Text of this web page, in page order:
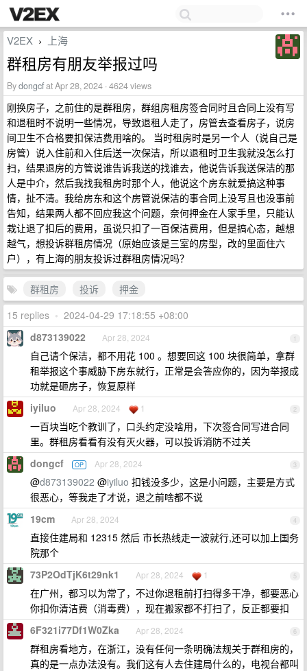
V2EX › 上海
群租房有朋友举报过吗
Bydongcfat Apr 28, 2024 · 4624 views
刚换房子，之前住的是群租房，群组房租房签合同时且合同上没有写
和退租时不说明一些情况，导致退租人走了，房管去查看房子，说房
间卫生不合格要扣保洁费用啥的。 当时租房时是另一个人（说自己是
房管）说入住前和入住后送一次保洁，所以退租时卫生我就没怎么打
扫，结果退房的方管说谁告诉我送的找谁去，他说告诉我送保洁的那
人是中介，然后我找我租房时那个人，他说这个房东就爱搞这种事
情，扯不清。我给房东和这个房管说保洁的事合同上没写且也没事前
告知，结果两人都不回应我这个问题，奈何押金在人家手里，只能认
栽让退了扣后的费用，虽说只扣了一百保洁费用，但是搞心态，越想
越气，想投诉群租房情况（原始应该是三室的房型，改的里面住六
户），有上海的朋友投诉过群租房情况吗？
群租房 投诉
押金
15 replies • 2024-04-29 17:18:55 +08:00
1
d873139022 Apr 28, 2024
自己请个保洁，都不用花 100 。想要回这 100 块很简单，拿群
租举报这个事威胁下房东就行，正常是会答应你的，因为举报成
功就是砸房子，恢复原样
2
iyiluo Apr 28, 2024 1
一百块当吃个教训了，口头约定没啥用，下次签合同写进合同
里。群租房看看有没有灭火器，可以投诉消防不过关
3
dongcf OP Apr 28, 2024
@d873139022 @iyiluo 扣钱没多少，这是小问题，主要是方式
很恶心，等我走了才说，退之前啥都不说
4
19cm Apr 28, 2024
直接住建局和 12315 然后 市长热线走一波就行,还可以加上国务
院那个
5
73P2OdTjK6t29nk1 Apr 28, 2024 1
在广州，都习以为常了，不过你退租前打扫得多干净，都要恶心
你扣你清洁费（消毒费），现在搬家都不打扫了，反正都要扣
6
6F321i77Df1W0Zka Apr 28, 2024
群租房看地方，在浙江，没有任何一条明确法规关于群租房的，
真的是一点办法没有。我们这有人去住建局什么的，电视台都叫